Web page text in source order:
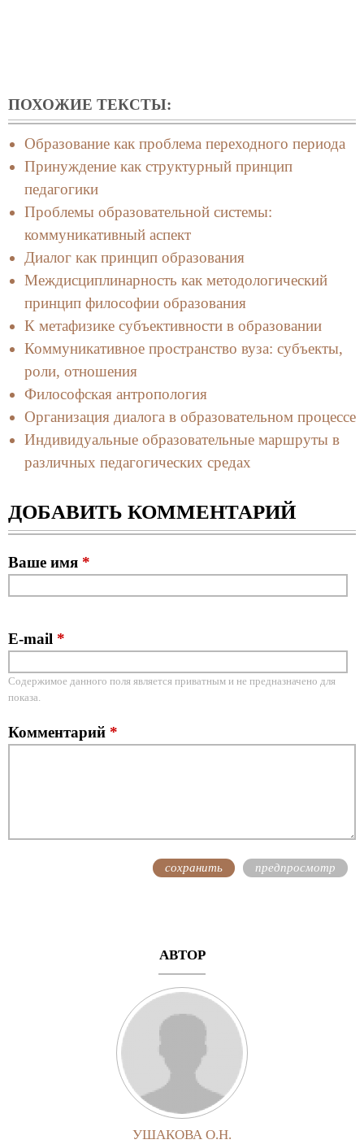
ПОХОЖИЕ ТЕКСТЫ:
Образование как проблема переходного периода
Принуждение как структурный принцип
педагогики
Проблемы образовательной системы:
коммуникативный аспект
Диалог как принцип образования
Междисциплинарность как методологический
принцип философии образования
К метафизике субъективности в образовании
Коммуникативное пространство вуза: субъекты,
роли, отношения
Философская антропология
Организация диалога в образовательном процессе
Индивидуальные образовательные маршруты в
различных педагогических средах
ДОБАВИТЬ КОММЕНТАРИЙ
Ваше имя *
E-mail *
Содержимое данного поля является приватным и не предназначено для
показа.
Комментарий *
АВТОР
УШАКОВА О.Н.